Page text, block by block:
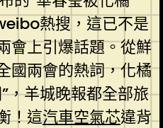
熱搜，這已不是
會上引爆話題。從鮮
國兩會的熱詞，化橘
，羊城晚報都全部旅
！這汽車空氣芯違背